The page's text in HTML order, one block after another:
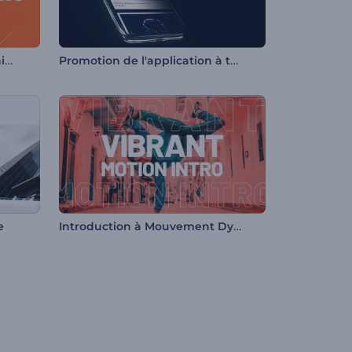
Promotion avec la typographie colorée Promotion de l'application à thème sombre
Introduction à Mouvement Dynamique